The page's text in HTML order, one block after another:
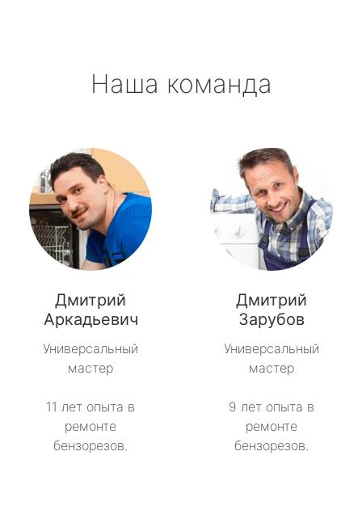
Наша команда
Дмитрий
Аркадьевич
Универсальный
мастер
11 лет опыта в
ремонте
бензорезов.
Дмитрий
Зарубов
Универсальный
мастер
9 лет опыта в
ремонте
бензорезов.